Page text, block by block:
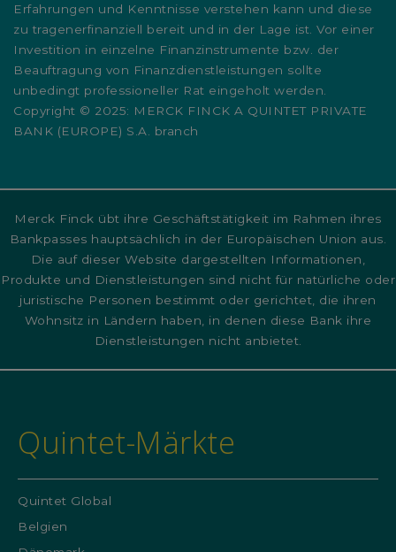
Erfahrungen und Kenntnisse verstehen kann und diese
zu tragenerfinanziell bereit und in der Lage ist. Vor einer
Investition in einzelne Finanzinstrumente bzw. der
Beauftragung von Finanzdienstleistungen sollte
unbedingt professioneller Rat eingeholt werden.
Copyright © 2025: MERCK FINCK A QUINTET PRIVATE
BANK (EUROPE) S.A. branch
Merck Finck übt ihre Geschäftstätigkeit im Rahmen ihres
Bankpasses hauptsächlich in der Europäischen Union aus.
Die auf dieser Website dargestellten Informationen,
Produkte und Dienstleistungen sind nicht für natürliche oder
juristische Personen bestimmt oder gerichtet, die ihren
Wohnsitz in Ländern haben, in denen diese Bank ihre
Dienstleistungen nicht anbietet.
Quintet-Märkte
Quintet Global
Belgien